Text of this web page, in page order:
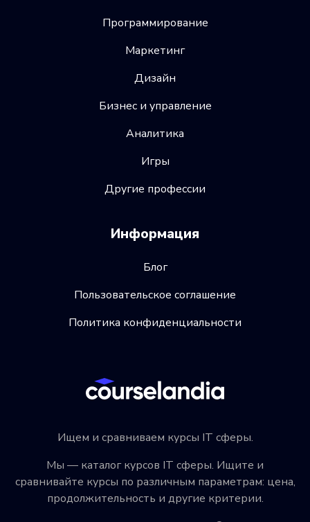
Ищем и сравниваем курсы IT сферы.
Мы — каталог курсов IT сферы. Ищите и
сравнивайте курсы по различным параметрам: цена,
продолжительность и другие критерии.
Программирование
Маркетинг
Дизайн
Бизнес и управление
Аналитика
Игры
Другие профессии
Информация
Блог
Пользовательское соглашение
Политика конфиденциальности